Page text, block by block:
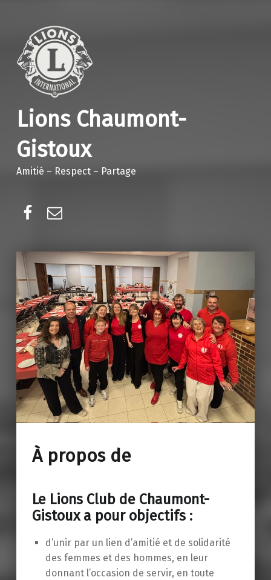
Lions Chaumont-
Gistoux
Amitié – Respect – Partage
Facebook
À propos de
Le Lions Club de Chaumont-
Gistoux a pour objectifs :
d’unir par un lien d’amitié et de solidarité
des femmes et des hommes, en leur
donnant l’occasion de servir, en toute